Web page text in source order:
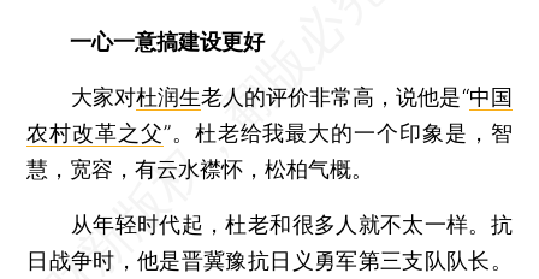
一心一意搞建设更好
大家对杜润生老人的评价非常高，说他是“中国
农村改革之父”。杜老给我最大的一个印象是，智
慧，宽容，有云水襟怀，松柏气概。
从年轻时代起，杜老和很多人就不太一样。抗
日战争时，他是晋冀豫抗日义勇军第三支队队长。